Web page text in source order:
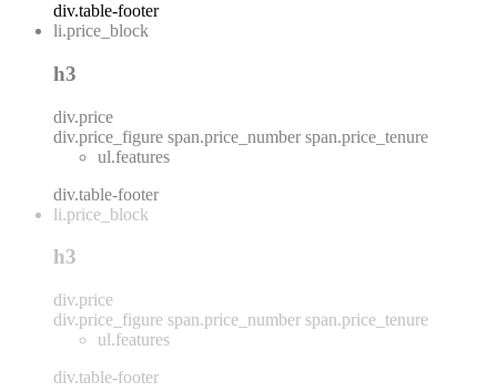
div.table-footer
li.price_block
h3
div.price
div.price_figure span.price_number span.price_tenure
ul.features
div.table-footer
li.price_block
h3
div.price
div.price_figure span.price_number span.price_tenure
ul.features
div.table-footer